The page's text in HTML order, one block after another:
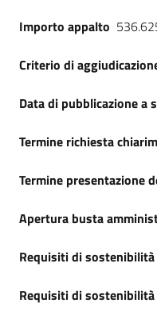
su
Importo appalto
Criterio di
Data di pubblicazione a
Termine richiesta
Termine presentazione
Apertura busta
Requisiti di
Requisiti di sostenibilità